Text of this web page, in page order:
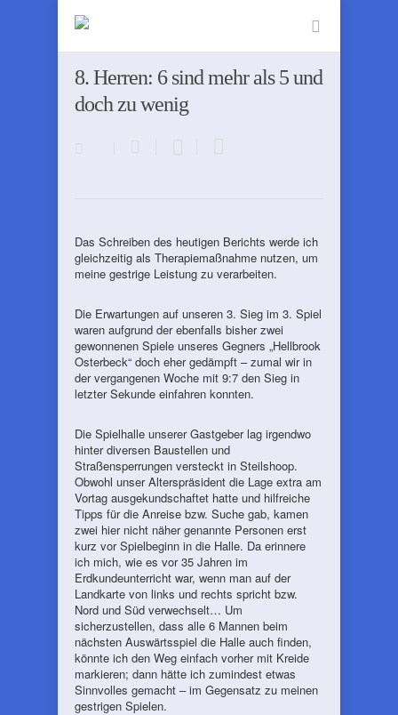
8. Herren: 6 sind mehr als 5 und
doch zu wenig
Das Schreiben des heutigen Berichts werde ich
gleichzeitig als Therapiemaßnahme nutzen, um
meine gestrige Leistung zu verarbeiten.
Die Erwartungen auf unseren 3. Sieg im 3. Spiel
waren aufgrund der ebenfalls bisher zwei
gewonnenen Spiele unseres Gegners „Hellbrook
Osterbeck“ doch eher gedämpft – zumal wir in
der vergangenen Woche mit 9:7 den Sieg in
letzter Sekunde einfahren konnten.
Die Spielhalle unserer Gastgeber lag irgendwo
hinter diversen Baustellen und
Straßensperrungen versteckt in Steilshoop.
Obwohl unser Alterspräsident die Lage extra am
Vortag ausgekundschaftet hatte und hilfreiche
Tipps für die Anreise bzw. Suche gab, kamen
zwei hier nicht näher genannte Personen erst
kurz vor Spielbeginn in die Halle. Da erinnere
ich mich, wie es vor 35 Jahren im
Erdkundeunterricht war, wenn man auf der
Landkarte von links und rechts spricht bzw.
Nord und Süd verwechselt… Um
sicherzustellen, dass alle 6 Mannen beim
nächsten Auswärtsspiel die Halle auch finden,
könnte ich den Weg einfach vorher mit Kreide
markieren; dann hätte ich zumindest etwas
Sinnvolles gemacht – im Gegensatz zu meinen
gestrigen Spielen.